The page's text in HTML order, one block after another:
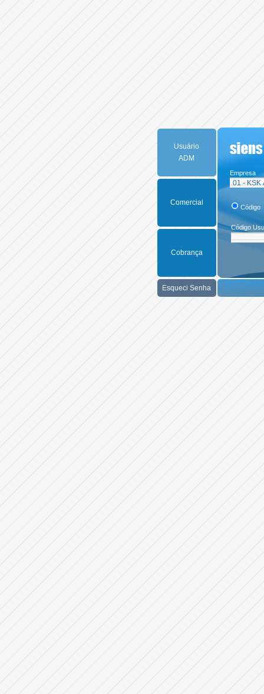
Empresa
Código
Usuário
ADM
Comercial
Cobrança
Esqueci Senha